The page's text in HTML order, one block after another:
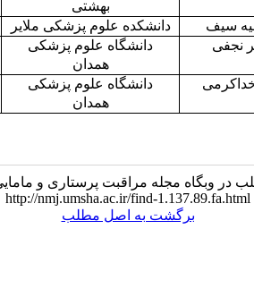
پزشکی ملایر
۳
علوم پزشکی
۲
علوم پزشکی
۱
پرستاری و مامایی ابن‌سینا:
http://